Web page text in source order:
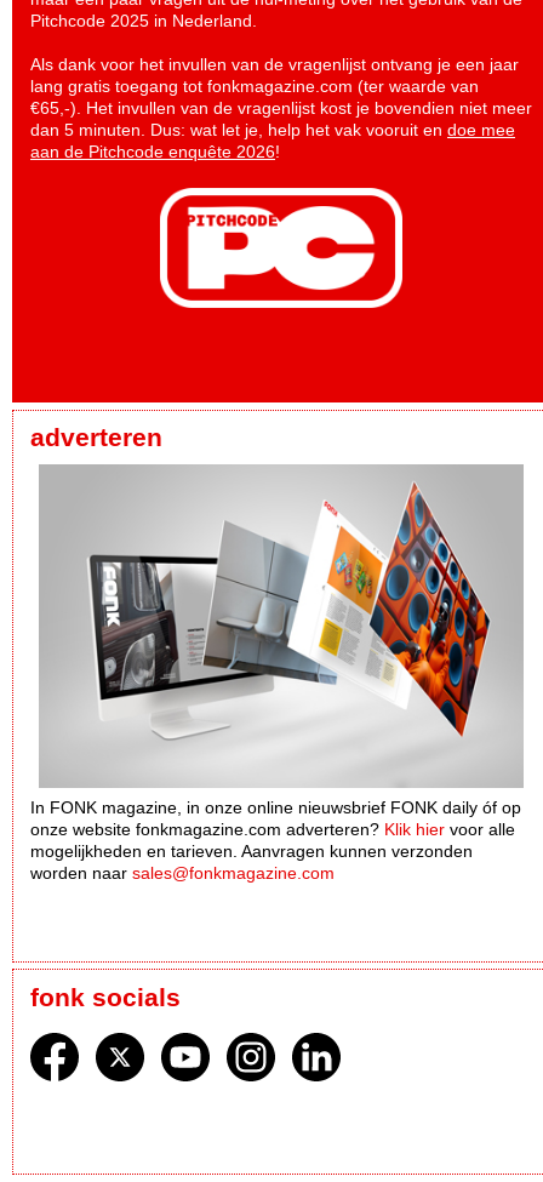
Pitchcode 2025 in Nederland.
Als dank voor het invullen van de vragenlijst ontvang je een jaar
lang gratis toegang tot fonkmagazine.com (ter waarde van
€65,-). Het invullen van de vragenlijst kost je bovendien niet meer
dan 5 minuten. Dus: wat let je, help het vak vooruit en doe mee
aan de Pitchcode enquête 2026!
adverteren
In FONK magazine, in onze online nieuwsbrief FONK daily óf op
onze website fonkmagazine.com adverteren? Klik hier voor alle
mogelijkheden en tarieven. Aanvragen kunnen verzonden
worden naar sales@fonkmagazine.com
fonk socials